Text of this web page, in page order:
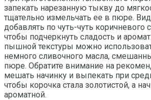
запекать нарезанную тыкву до
тщательно измельчать ее в пюре.
добавлять по чуть-чуть коричневого
чтобы подчеркнуть сладость и
пышной текстуры можно
немного сливочного масла,
пюре. Обратите внимание на
мешать начинку и выпекать при
чтобы корочка стала золотистой, а
ароматной.